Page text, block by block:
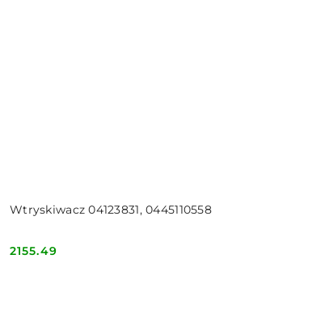
Wtryskiwacz 04123831, 0445110558
Cena:
2155.49